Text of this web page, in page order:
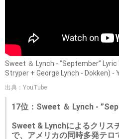
Sweet ＆ Lynch - ”September”
Stryper + George Lynch - Dokken) -
出典：YouTube
17位：Sweet ＆ Lynch -
Sweet & Lynchによるクリス
で、アメリカの同時多発テロ